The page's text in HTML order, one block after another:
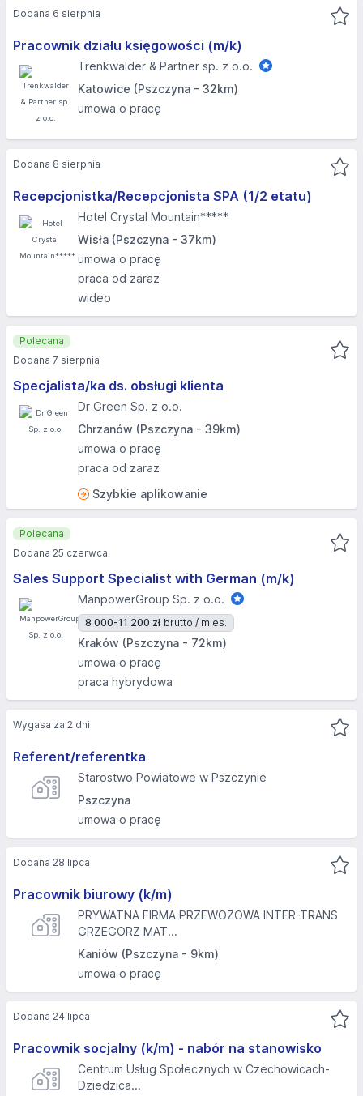
Pracownik działu księgowości (m/k)
Trenkwalder & Partner sp. z o.o.
Katowice (Pszczyna - 32km)
umowa o pracę
Dodana 6 sierpnia
Recepcjonistka/Recepcjonista SPA (1/2 etatu)
Hotel Crystal Mountain*****
Wisła (Pszczyna - 37km)
umowa o pracę
praca od zaraz
wideo
Dodana 8 sierpnia
Specjalista/ka ds. obsługi klienta
Dr Green Sp. z o.o.
Chrzanów (Pszczyna - 39km)
umowa o pracę
praca od zaraz
Szybkie aplikowanie
Polecana
Dodana 7 sierpnia
Sales Support Specialist with German (m/k)
ManpowerGroup Sp. z o.o.
8 000-11 200 zł brutto / mies.
Kraków (Pszczyna - 72km)
umowa o pracę
praca hybrydowa
Polecana
Dodana 25 czerwca
Referent/referentka
Starostwo Powiatowe w Pszczynie
Pszczyna
umowa o pracę
Wygasa za 2 dni
Pracownik biurowy (k/m)
PRYWATNA FIRMA PRZEWOZOWA INTER-TRANS
GRZEGORZ MAT...
Kaniów (Pszczyna - 9km)
umowa o pracę
Dodana 28 lipca
Pracownik socjalny (k/m) - nabór na stanowisko
Centrum Usług Społecznych w Czechowicach-
Dziedzica...
Dodana 24 lipca